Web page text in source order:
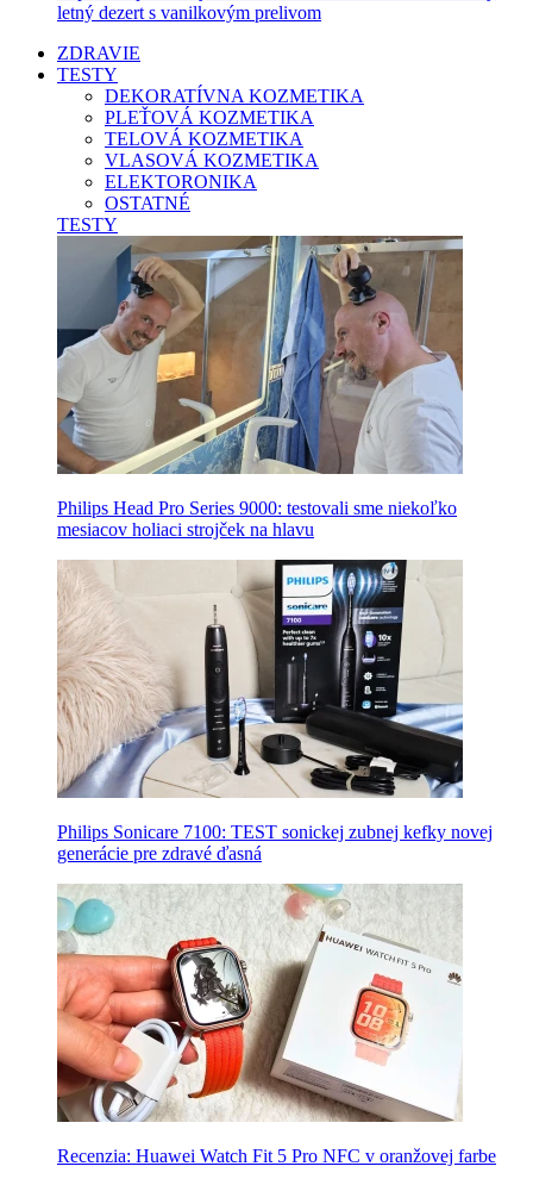
letný dezert s vanilkovým prelivom
ZDRAVIE
TESTY
DEKORATÍVNA KOZMETIKA
PLEŤOVÁ KOZMETIKA
TELOVÁ KOZMETIKA
VLASOVÁ KOZMETIKA
ELEKTORONIKA
OSTATNÉ
TESTY
Philips Head Pro Series 9000: testovali sme niekoľko
mesiacov holiaci strojček na hlavu
Philips Sonicare 7100: TEST sonickej zubnej kefky novej
generácie pre zdravé ďasná
Recenzia: Huawei Watch Fit 5 Pro NFC v oranžovej farbe